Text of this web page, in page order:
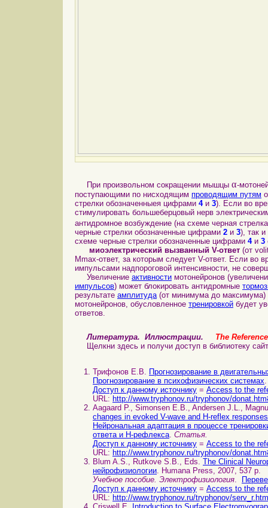
При произвольном сокращении мышцы α-
поступающими по нисходящим проводящим путям
стрелки обозначенныея цифрами 4и 3). Если во
стимулировать большеберцовый нерв
антидромное возбуждение (на схеме черная
черные стрелки обозначенные цифрами 2 и 3), так
схеме черные стрелки обозначенные цифрами 4и 3
миоэлектрический вызванный V-ответ (от
Mmax-ответ, за которым следует V-ответ. Если во
импульсами надпороговой интенсивности, не
Увеличение активности мотонейронов
импульсов) может блокировать антидромные
результате амплитуда (от минимума до максимума)
мотонейронов, обусловленное тренировкой будет
ответов.
Литература. Иллюстрации. The
Щелкни здесь и получи доступ в библиотеку
Трифонов Е.В.
Прогнозирование в
Прогнозирование в психофизических системах
Доступ к данному источнику = Access to the
URL: http://www.tryphonov.ru/tryphonov/
Aagaard P., Simonsen E.B., Andersen J.L.,
changes in evoked V-wave and H-reflex responses
Нейрональная адаптация в процессе
ответа и H-рефлекса Статья.
Доступ к данному источнику = Access to the
URL: http://www.tryphonov.ru/tryphonov/
Blum A.S., Rutkove S.B., Eds. The Clinical
нейрофизиологии . Humana Press, 2007, 537 p.
Учебное пособие. Электрофизиология
Доступ к данному источнику = Access to the
URL: http://www.tryphonov.ru/tryphonov/